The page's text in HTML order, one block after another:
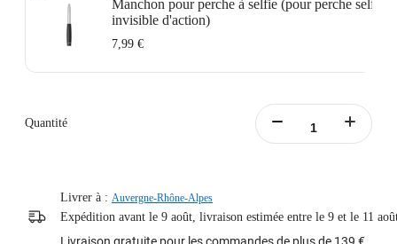
Manchon pour perche à selfie (pour perche selfie
invisible d'action)
7,99 €
Quantité
Livrer à : Auvergne-Rhône-Alpes
Expédition avant le 9 août, livraison estimée entre le 9 et le 11